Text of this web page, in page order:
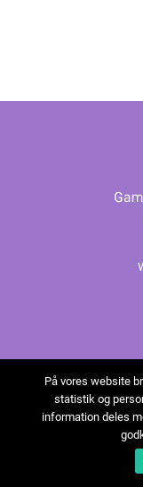
På vores website
statistik og
information deles